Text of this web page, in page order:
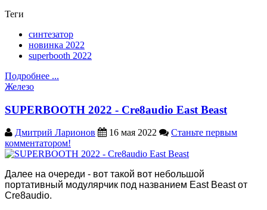
Теги
синтезатор
новинка 2022
superbooth 2022
Подробнее ...
Железо
SUPERBOOTH 2022 - Cre8audio East Beast
Дмитрий Ларионов 16 мая 2022
Станьте первым
комментатором!
Далее на очереди - вот такой вот небольшой
портативный модулярчик под названием East Beast от
Cre8audio.